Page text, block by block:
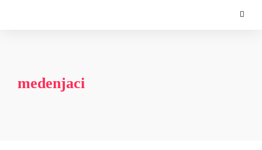
medenjaci